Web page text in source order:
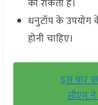
को रोकती है।
धनुटॉप के उपयोग के
होनी चाहिए।
इस बार
सीएम